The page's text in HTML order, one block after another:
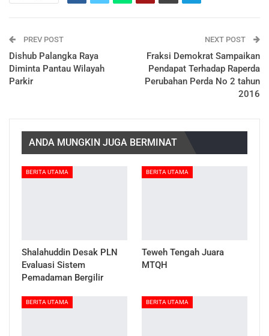
PREV POST
Dishub Palangka Raya
Diminta Pantau Wilayah
Parkir
NEXT POST
Fraksi Demokrat Sampaikan
Pendapat Terhadap Raperda
Perubahan Perda No 2 tahun
2016
ANDA MUNGKIN JUGA BERMINAT
BERITA UTAMA
Shalahuddin Desak PLN
Evaluasi Sistem
Pemadaman Bergilir
BERITA UTAMA
Teweh Tengah Juara
MTQH
BERITA UTAMA BERITA UTAMA